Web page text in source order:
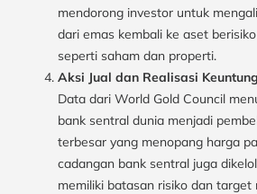
mendorong investor untuk
dari emas kembali ke aset
seperti saham dan properti.
Aksi Jual dan Realisasi
Data dari World Gold Council
bank sentral dunia menjadi
terbesar yang menopang harga
cadangan bank sentral juga
memiliki batasan risiko dan target